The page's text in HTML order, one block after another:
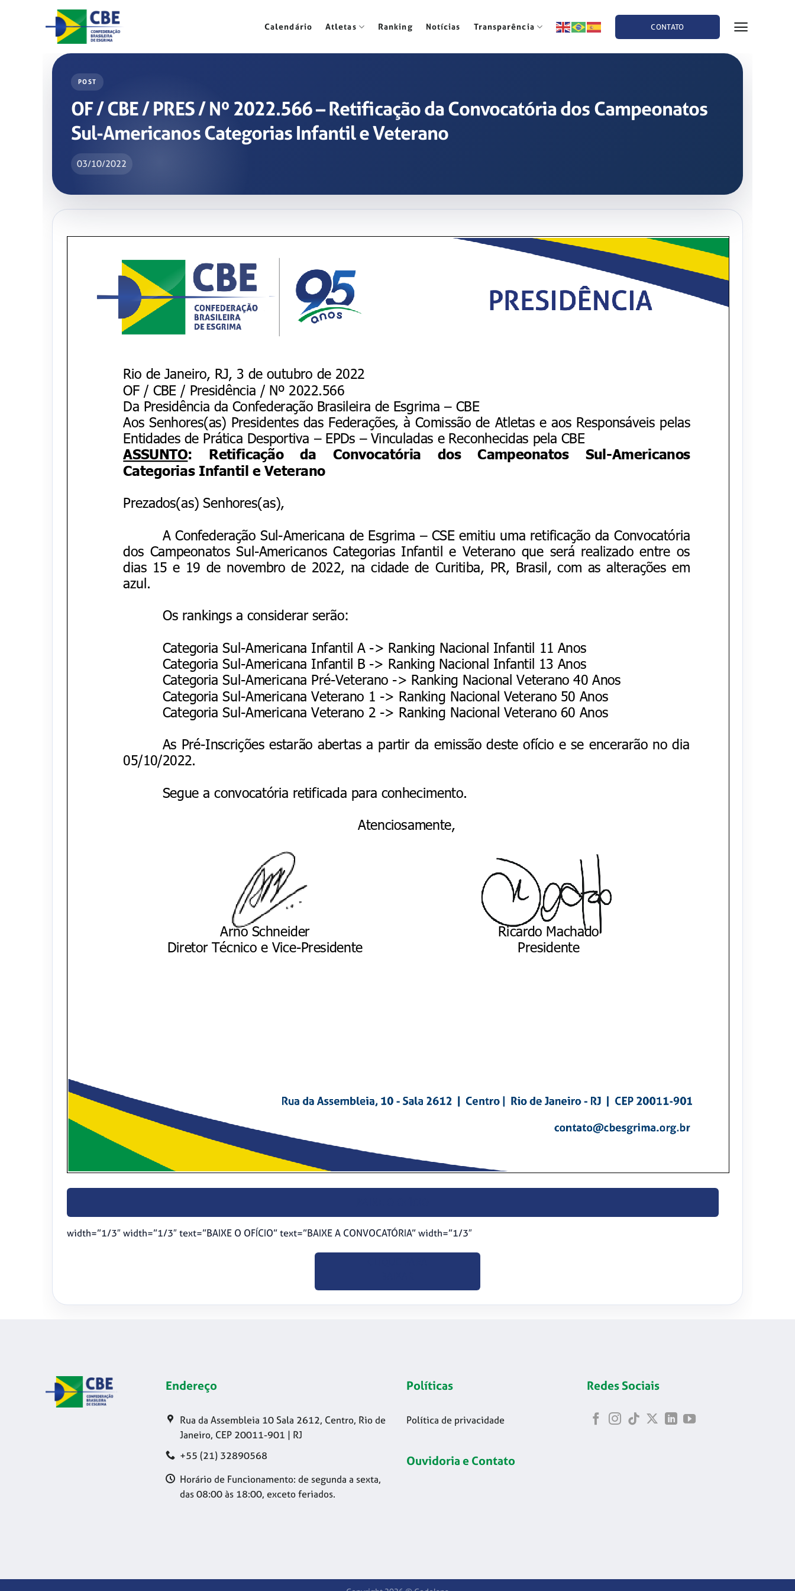
Calendário Atletas Ranking Notícias Transparência CONTATO
POST
OF / CBE / PRES / Nº 2022.566 – Retificação da Convocatória dos Campeonatos
Sul-Americanos Categorias Infantil e Veterano
03/10/2022
width=”1/3″ width=”1/3″ text=”BAIXE O OFÍCIO” text=”BAIXE A CONVOCATÓRIA” width=”1/3″
Endereço
Rua da Assembleia 10 Sala 2612, Centro, Rio de
Janeiro, CEP 20011-901 | RJ
+55 (21) 32890568
Horário de Funcionamento: de segunda a sexta,
das 08:00 às 18:00, exceto feriados.
Políticas
Política de privacidade
Ouvidoria e Contato
Redes Sociais